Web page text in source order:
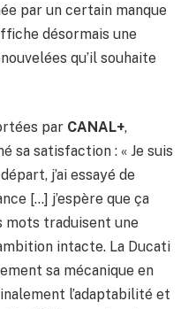
par un certain manque
désormais une
qu’il souhaite
par CANAL+,
sa satisfaction : « Je suis
j’ai essayé de
[…] j’espère que ça
mots traduisent une
intacte. La Ducati
sa mécanique en
l’adaptabilité et